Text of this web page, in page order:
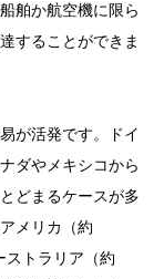
舶か航空機に限ら
することができま
が活発です。ドイ
ダやメキシコから
どまるケースが多
メリカ（約
トラリア（約